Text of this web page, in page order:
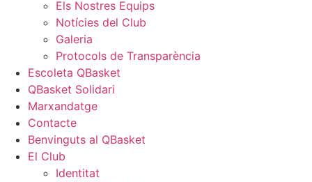
Els Nostres Equips
Notícies del Club
Galeria
Protocols de Transparència
Escoleta QBasket
QBasket Solidari
Marxandatge
Contacte
Benvinguts al QBasket
El Club
Identitat